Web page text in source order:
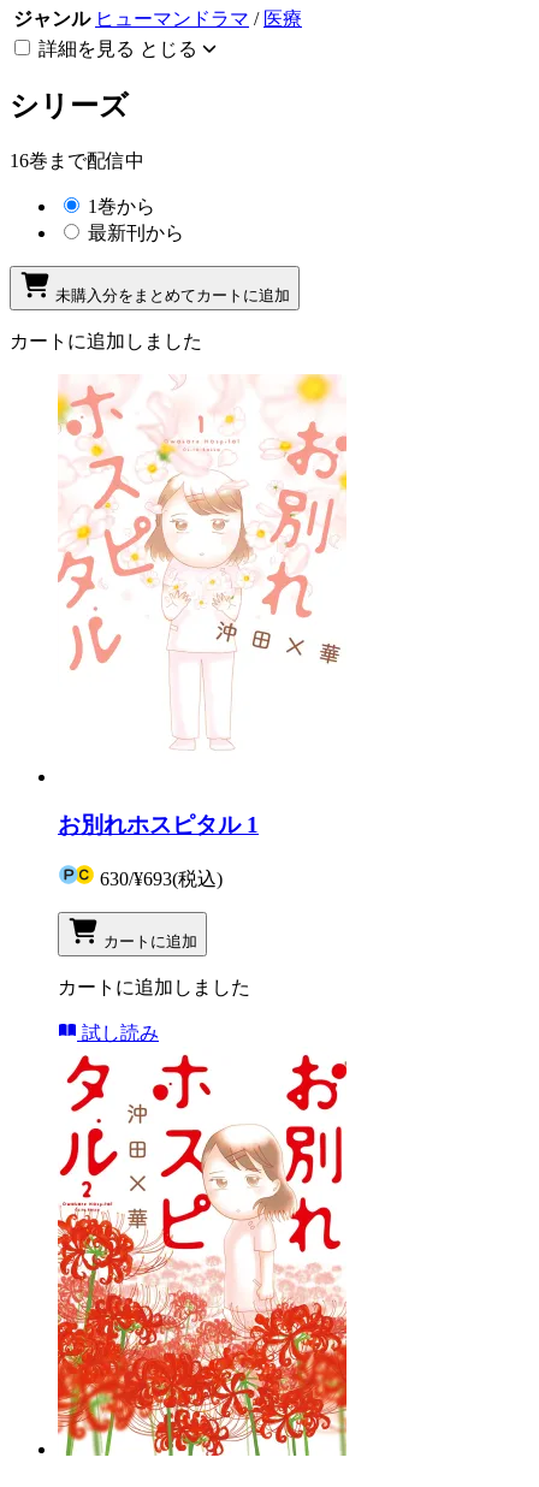
ジャンル ヒューマンドラマ / 医療
詳細を見る とじる
シリーズ
16巻まで配信中
1巻から
最新刊から
未購入分をまとめてカートに追加
カートに追加しました
お別れホスピタル 1
630/¥693(税込)
カートに追加
カートに追加しました
試し読み